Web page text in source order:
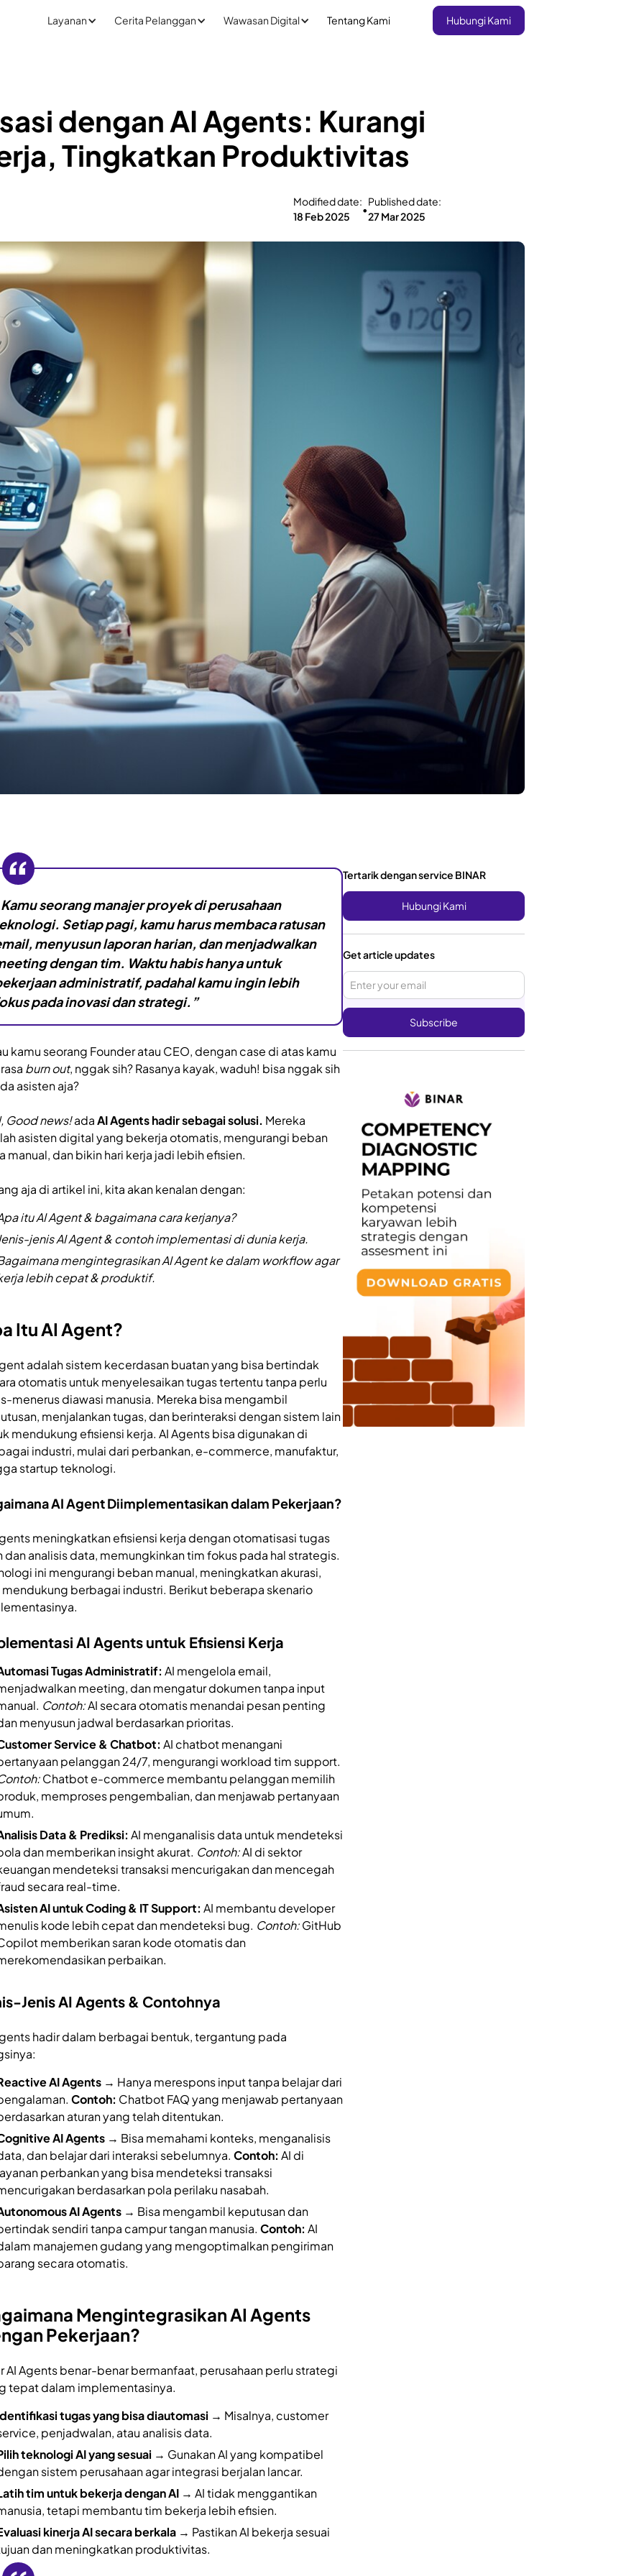
Layanan Cerita Pelanggan Wawasan Digital Tentang Kami Hubungi Kami
dengan AI Agents: Kurangi
Tingkatkan Produktivitas
Modified date:
18 Feb 2025
•
Published date:
27 Mar 2025
Kamu seorang manajer proyek di perusahaan
Setiap pagi, kamu harus membaca ratusan
menyusun laporan harian, dan menjadwalkan
dengan tim. Waktu habis hanya untuk
administratif, padahal kamu ingin lebih
pada inovasi dan strategi.”
kamu seorang Founder atau CEO, dengan case di atas kamu
burn out, nggak sih? Rasanya kayak, waduh! bisa nggak sih
asisten aja?
Good news!adaAI Agents hadir sebagai solusi. Mereka
asisten digital yang bekerja otomatis, mengurangi beban
manual, dan bikin hari kerja jadi lebih efisien.
aja di artikel ini, kita akan kenalan dengan:
itu AI Agent & bagaimana cara kerjanya?
jenis AI Agent & contoh implementasi di dunia kerja.
mengintegrasikan AI Agent ke dalam workflow agar
lebih cepat & produktif.
Itu AI Agent?
adalah sistem kecerdasan buatan yang bisa bertindak
otomatis untuk menyelesaikan tugas tertentu tanpa perlu
menerus diawasi manusia. Mereka bisa mengambil
menjalankan tugas, dan berinteraksi dengan sistem lain
mendukung efisiensi kerja. AI Agents bisa digunakan di
industri, mulai dari perbankan, e-commerce, manufaktur,
startup teknologi.
AI Agent Diimplementasikan dalam Pekerjaan?
meningkatkan efisiensi kerja dengan otomatisasi tugas
dan analisis data, memungkinkan tim fokus pada hal strategis.
ini mengurangi beban manual, meningkatkan akurasi,
mendukung berbagai industri. Berikut beberapa skenario
AI Agents untuk Efisiensi Kerja
Tugas Administratif: AI mengelola email,
meeting, dan mengatur dokumen tanpa input
Contoh:AI secara otomatis menandai pesan penting
menyusun jadwal berdasarkan prioritas.
Service & Chatbot: AI chatbot menangani
pelanggan 24/7, mengurangi workload tim support.
Chatbot e-commerce membantu pelanggan memilih
memproses pengembalian, dan menjawab pertanyaan
Data & Prediksi: AI menganalisis data untuk mendeteksi
dan memberikan insight akurat. Contoh:AI di sektor
mendeteksi transaksi mencurigakan dan mencegah
secara real-time.
AI untuk Coding & IT Support: AI membantu developer
kode lebih cepat dan mendeteksi bug. Contoh:GitHub
memberikan saran kode otomatis dan
perbaikan.
Jenis AI Agents & Contohnya
hadir dalam berbagai bentuk, tergantung pada
AI Agents→ Hanya merespons input tanpa belajar dari
Contoh: Chatbot FAQ yang menjawab pertanyaan
aturan yang telah ditentukan.
AI Agents→ Bisa memahami konteks, menganalisis
dan belajar dari interaksi sebelumnya. Contoh: AI di
perbankan yang bisa mendeteksi transaksi
berdasarkan pola perilaku nasabah.
AI Agents→ Bisa mengambil keputusan dan
sendiri tanpa campur tangan manusia. Contoh: AI
manajemen gudang yang mengoptimalkan pengiriman
secara otomatis.
Mengintegrasikan AI Agents
Pekerjaan?
AI Agents benar-benar bermanfaat, perusahaan perlu strategi
tepat dalam implementasinya.
tugas yang bisa diautomasi → Misalnya, customer
penjadwalan, atau analisis data.
teknologi AI yang sesuai → Gunakan AI yang kompatibel
sistem perusahaan agar integrasi berjalan lancar.
tim untuk bekerja dengan AI→ AI tidak menggantikan
tetapi membantu tim bekerja lebih efisien.
kinerja AI secara berkala→ Pastikan AI bekerja sesuai
dan meningkatkan produktivitas.
Tertarik dengan service BINAR
Hubungi Kami
Get article updates